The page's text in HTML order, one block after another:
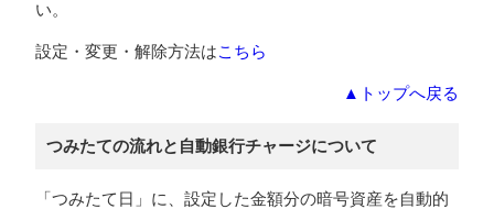
い。
設定・変更・解除方法はこちら
▲トップへ戻る
つみたての流れと自動銀行チャージについて
「つみたて日」に、設定した金額分の暗号資産を自動的